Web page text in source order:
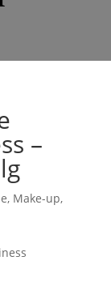
–
, Make-up,